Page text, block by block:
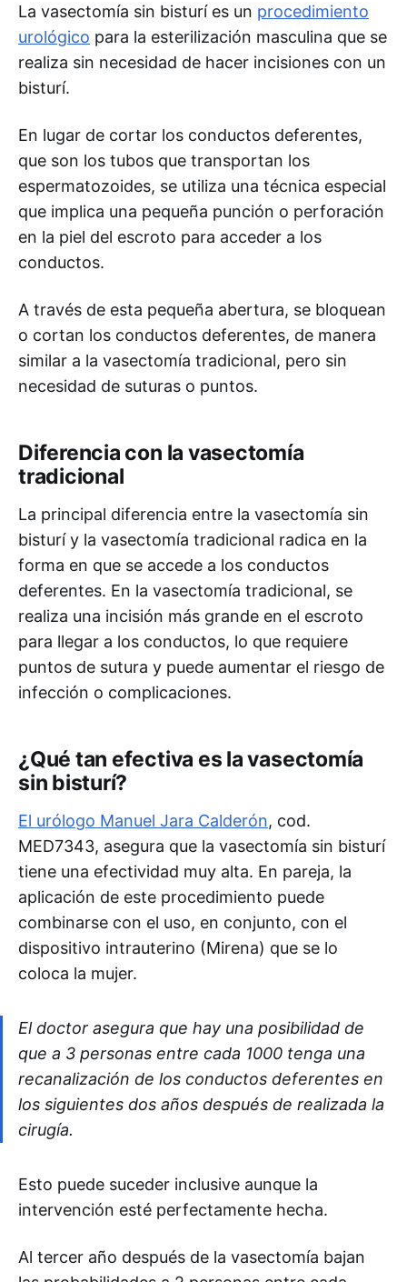
La vasectomía sin bisturí es un procedimiento
urológico para la esterilización masculina que se
realiza sin necesidad de hacer incisiones con un
bisturí.
En lugar de cortar los conductos deferentes,
que son los tubos que transportan los
espermatozoides, se utiliza una técnica especial
que implica una pequeña punción o perforación
en la piel del escroto para acceder a los
conductos.
A través de esta pequeña abertura, se bloquean
o cortan los conductos deferentes, de manera
similar a la vasectomía tradicional, pero sin
necesidad de suturas o puntos.
Diferencia con la vasectomía
tradicional
La principal diferencia entre la vasectomía sin
bisturí y la vasectomía tradicional radica en la
forma en que se accede a los conductos
deferentes. En la vasectomía tradicional, se
realiza una incisión más grande en el escroto
para llegar a los conductos, lo que requiere
puntos de sutura y puede aumentar el riesgo de
infección o complicaciones.
¿Qué tan efectiva es la vasectomía
sin bisturí?
El urólogo Manuel Jara Calderón, cod.
MED7343, asegura que la vasectomía sin bisturí
tiene una efectividad muy alta. En pareja, la
aplicación de este procedimiento puede
combinarse con el uso, en conjunto, con el
dispositivo intrauterino (Mirena) que se lo
coloca la mujer.
El doctor asegura que hay una posibilidad de
que a 3 personas entre cada 1000 tenga una
recanalización de los conductos deferentes en
los siguientes dos años después de realizada la
cirugía.
Esto puede suceder inclusive aunque la
intervención esté perfectamente hecha.
Al tercer año después de la vasectomía bajan